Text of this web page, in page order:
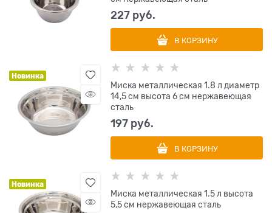
227 руб.
В КОРЗИНУ
Новинка
Миска металлическая 1.8 л диаметр
14,5 см высота 6 см нержавеющая
сталь
197 руб.
В КОРЗИНУ
Новинка
Миска металлическая 1.5 л высота
5,5 см нержавеющая сталь